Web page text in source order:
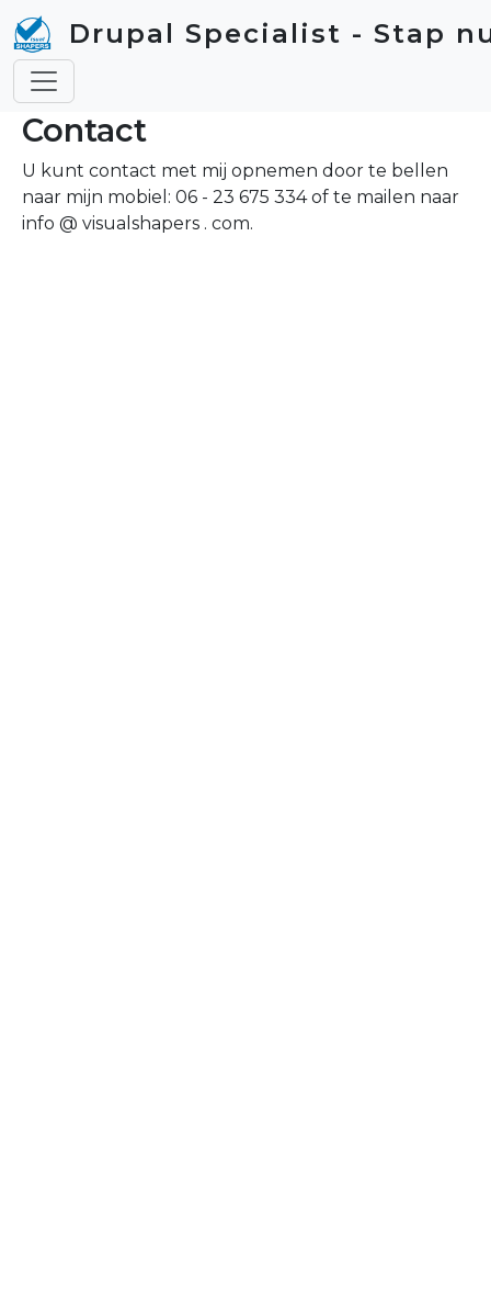
Skip to main content
Drupal Specialist - Stap
Contact
U kunt contact met mij opnemen door te bellen
naar mijn mobiel: 06 - 23 675 334 of te mailen naar
info @ visualshapers . com.